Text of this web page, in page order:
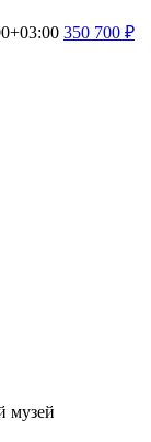
350 700 ₽
музей